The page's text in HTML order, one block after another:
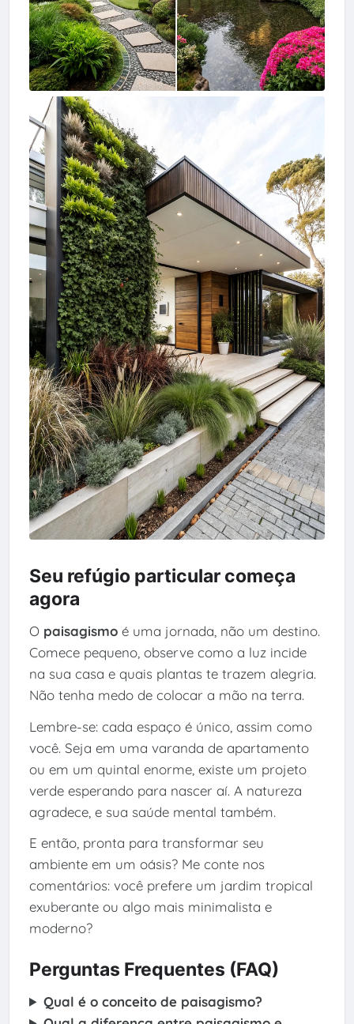
Seu refúgio particular começa
agora
O paisagismoé uma jornada, não um destino.
Comece pequeno, observe como a luz incide
na sua casa e quais plantas te trazem alegria.
Não tenha medo de colocar a mão na terra.
Lembre-se: cada espaço é único, assim como
você. Seja em uma varanda de apartamento
ou em um quintal enorme, existe um projeto
verde esperando para nascer aí. A natureza
agradece, e sua saúde mental também.
E então, pronta para transformar seu
ambiente em um oásis? Me conte nos
comentários: você prefere um jardim tropical
exuberante ou algo mais minimalista e
moderno?
Perguntas Frequentes (FAQ)
Qual é o conceito de paisagismo?